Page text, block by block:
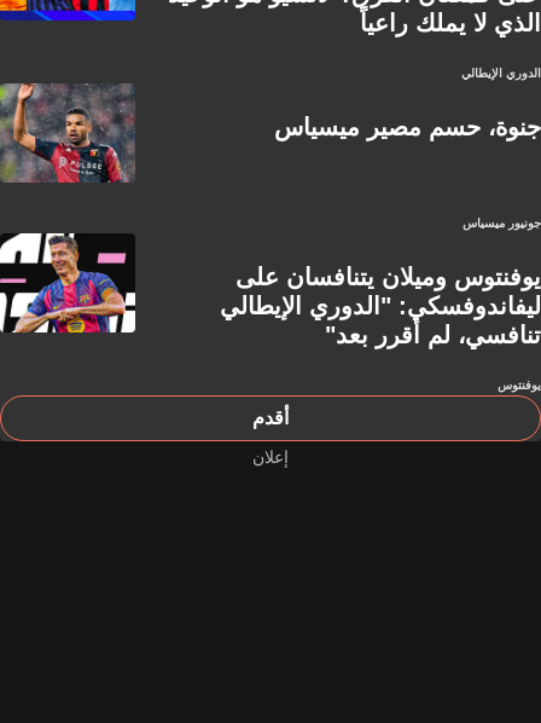
الذي لا يملك راعياً
الدوري الإيطالي
جنوة، حسم مصير ميسياس
جونيور ميسياس
يوفنتوس وميلان يتنافسان على
ليفاندوفسكي: "الدوري الإيطالي
تنافسي، لم أقرر بعد"
يوفنتوس
أقدم